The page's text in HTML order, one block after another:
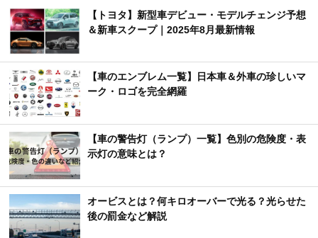
【トヨタ】新型車デビュー・モデルチェンジ予想
＆新車スクープ｜2025年8月最新情報
【車のエンブレム一覧】日本車＆外車の珍しいマ
ーク・ロゴを完全網羅
【車の警告灯（ランプ）一覧】色別の危険度・表
示灯の意味とは？
オービスとは？何キロオーバーで光る？光らせた
後の罰金など解説